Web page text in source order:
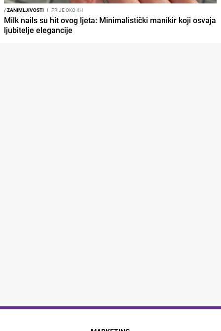
/ZANIMLJIVOSTI I PRIJE OKO 4H
Milk nails su hit ovog ljeta: Minimalistički manikir koji osvaja
ljubitelje elegancije